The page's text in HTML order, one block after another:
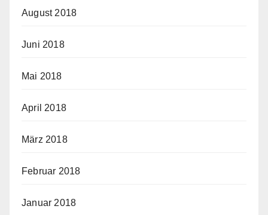
August 2018
Juni 2018
Mai 2018
April 2018
März 2018
Februar 2018
Januar 2018